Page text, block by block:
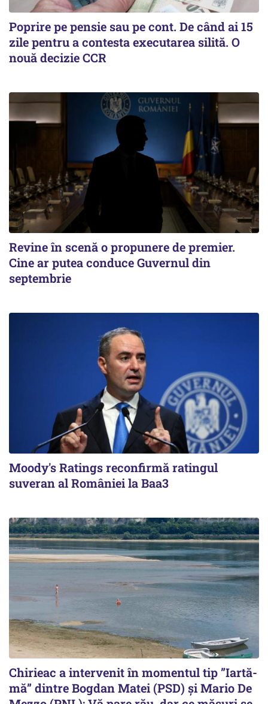
Poprire pe pensie sau pe cont. De când ai 15
zile pentru a contesta executarea silită. O
nouă decizie CCR
Revine în scenă o propunere de premier.
Cine ar putea conduce Guvernul din
septembrie
Moody's Ratings reconfirmă ratingul
suveran al României la Baa3
Chirieac a intervenit în momentul tip ”Iartă-
mă” dintre Bogdan Matei (PSD) și Mario De